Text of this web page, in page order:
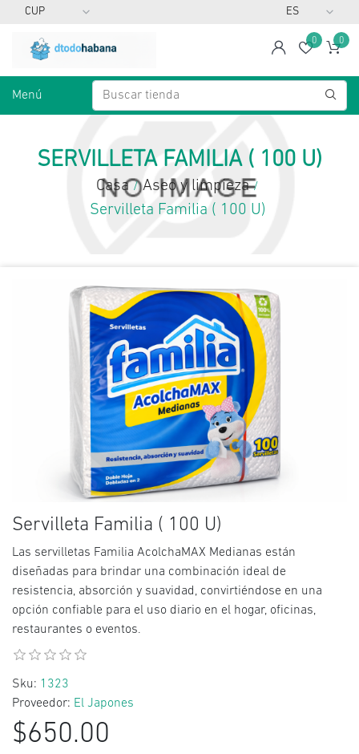
spanLista
0 0
Menú
SERVILLETA FAMILIA ( 100 U)
Casa / Aseo y limpieza /
Servilleta Familia ( 100 U)
Servilleta Familia ( 100 U)
Las servilletas Familia AcolchaMAX Medianas están
diseñadas para brindar una combinación ideal de
resistencia, absorción y suavidad, convirtiéndose en una
opción confiable para el uso diario en el hogar, oficinas,
restaurantes o eventos.
Sku: 1323
Proveedor: El Japones
$650.00